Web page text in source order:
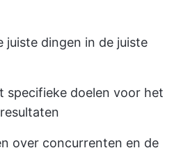
juiste dingen in de juiste
specifieke doelen voor het
over concurrenten en de